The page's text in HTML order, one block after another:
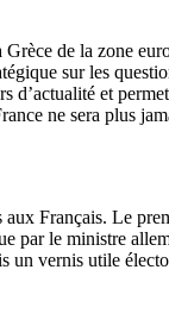
de la zone
sur les
et
ne sera plus
Français. Le
par le ministre
un vernis utile